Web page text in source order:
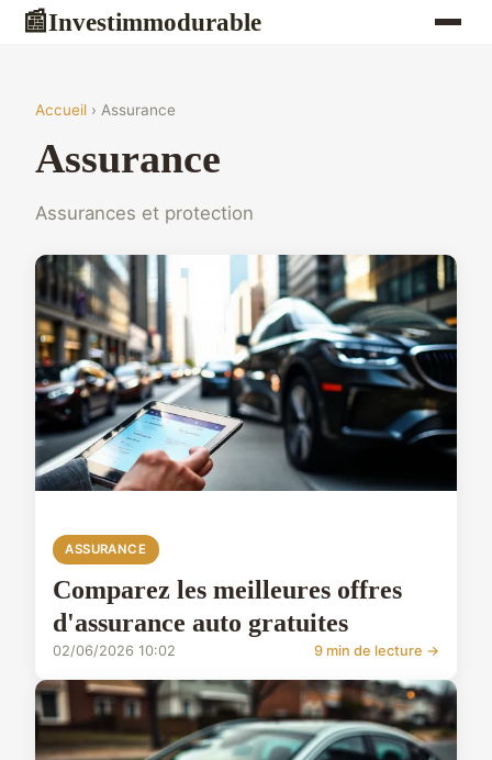
📰Investimmodurable
Accueil › Assurance
Assurance
Assurances et protection
ASSURANCE
Comparez les meilleures offres
d'assurance auto gratuites
02/06/2026 10:02 9 min de lecture →